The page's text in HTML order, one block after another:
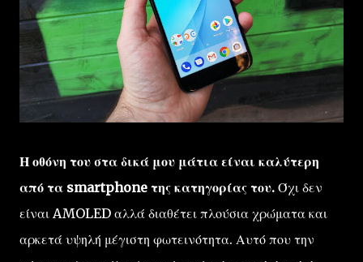
Η οθόνη του στα δικά μου μάτια είναι καλύτερη
από τα smartphone της κατηγορίας του. Όχι δεν
είναι AMOLED αλλά διαθέτει πλούσια χρώματα και
αρκετά υψηλή μέγιστη φωτεινότητα. Αυτό που την